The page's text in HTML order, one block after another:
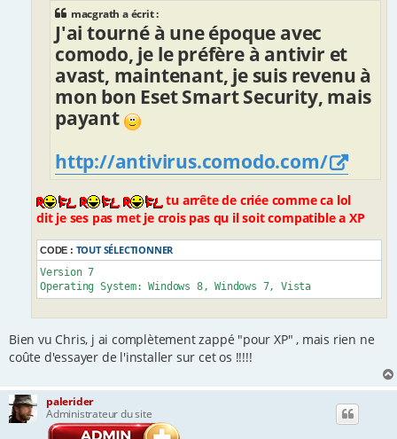
macgrath a écrit :
J'ai tourné à une époque avec
comodo, je le préfère à antivir et
avast, maintenant, je suis revenu à
mon bon Eset Smart Security, mais
payant
http://antivirus.comodo.com/
tu arrête de criée comme ca lol
dit je ses pas met je crois pas qu il soit compatible a XP
CODE : TOUT SÉLECTIONNER
Version 7
Operating System: Windows 8, Windows 7, Vista
Bien vu Chris, j ai complètement zappé "pour XP" , mais rien ne
coûte d'essayer de l'installer sur cet os !!!!!
palerider
Administrateur du site